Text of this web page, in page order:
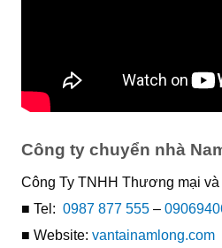
Công ty chuyển nhà
Công Ty TNHH Thương mại và
■ Tel: 0987 877 555 –
■ Website: vantainamlong.com